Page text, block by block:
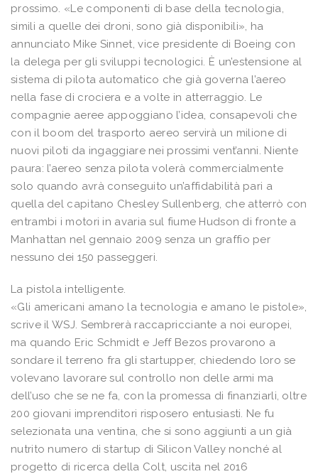
prossimo. «Le componenti di base della tecnologia,
simili a quelle dei droni, sono già disponibili», ha
annunciato Mike Sinnet, vice presidente di Boeing con
la delega per gli sviluppi tecnologici. È un’estensione al
sistema di pilota automatico che già governa l’aereo
nella fase di crociera e a volte in atterraggio. Le
compagnie aeree appoggiano l’idea, consapevoli che
con il boom del trasporto aereo servirà un milione di
nuovi piloti da ingaggiare nei prossimi vent’anni. Niente
paura: l’aereo senza pilota volerà commercialmente
solo quando avrà conseguito un’affidabilità pari a
quella del capitano Chesley Sullenberg, che atterrò con
entrambi i motori in avaria sul fiume Hudson di fronte a
Manhattan nel gennaio 2009 senza un graffio per
nessuno dei 150 passeggeri.
La pistola intelligente.
«Gli americani amano la tecnologia e amano le pistole»,
scrive il WSJ. Sembrerà raccapricciante a noi europei,
ma quando Eric Schmidt e Jeff Bezos provarono a
sondare il terreno fra gli startupper, chiedendo loro se
volevano lavorare sul controllo non delle armi ma
dell’uso che se ne fa, con la promessa di finanziarli, oltre
200 giovani imprenditori risposero entusiasti. Ne fu
selezionata una ventina, che si sono aggiunti a un già
nutrito numero di startup di Silicon Valley nonché al
progetto di ricerca della Colt, uscita nel 2016